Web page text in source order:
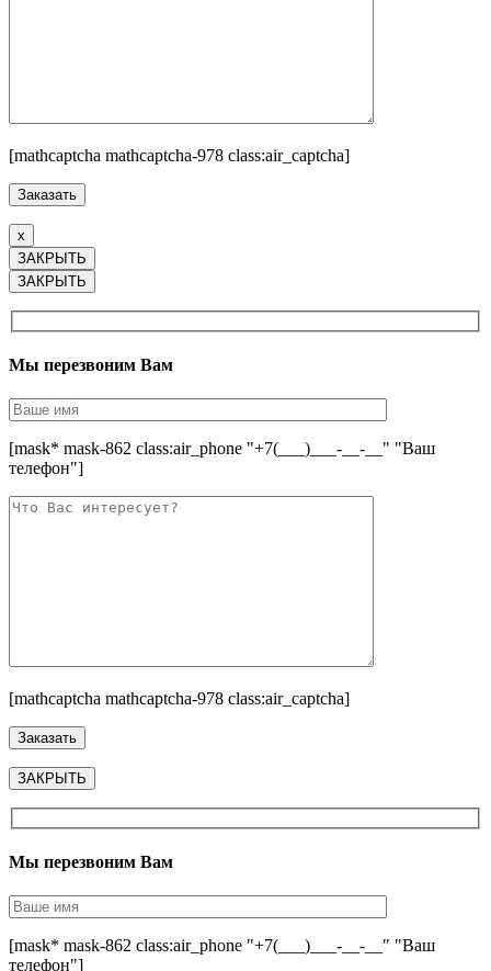
[mathcaptcha mathcaptcha-978 class:air_captcha]
x
ЗАКРЫТЬ
ЗАКРЫТЬ
Мы перезвоним Вам
[mask* mask-862 class:air_phone "+7(___)___-__-__" "Ваш
телефон"]
[mathcaptcha mathcaptcha-978 class:air_captcha]
ЗАКРЫТЬ
Мы перезвоним Вам
[mask* mask-862 class:air_phone "+7(___)___-__-__" "Ваш
телефон"]